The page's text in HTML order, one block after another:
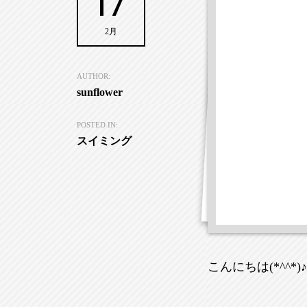
2月
AUTHOR:
sunflower
POSTED IN:
スイミング
こんにちは(*^^*)♪